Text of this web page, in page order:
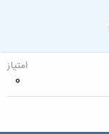
امتیاز
0